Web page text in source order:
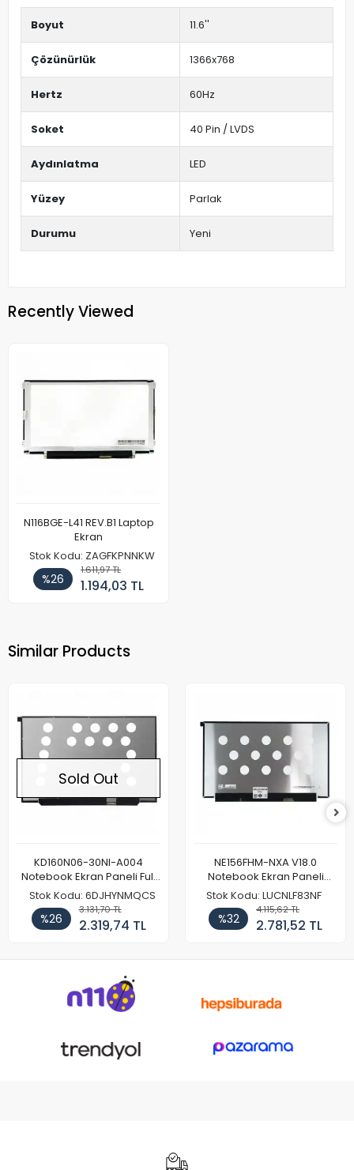
Boyut 11.6''
Çözünürlük 1366x768
Hertz 60Hz
Soket 40 Pin / LVDS
Aydınlatma LED
Yüzey Parlak
Durumu Yeni
Recently Viewed
N116BGE-L41 REV.B1 Laptop
Ekran
Stok Kodu: ZAGFKPNNKW
%26
1.611,97 TL
1.194,03 TL
Similar Products
Sold Out
KD160N06-30NI-A004
Notebook Ekran Paneli Full
HD
Stok Kodu: 6DJHYNMQCS
%26
3.131,70 TL
2.319,74 TL
NE156FHM-NXA V18.0
Notebook Ekran Paneli
144Hz
Stok Kodu: LUCNLF83NF
%32
4.115,62 TL
2.781,52 TL